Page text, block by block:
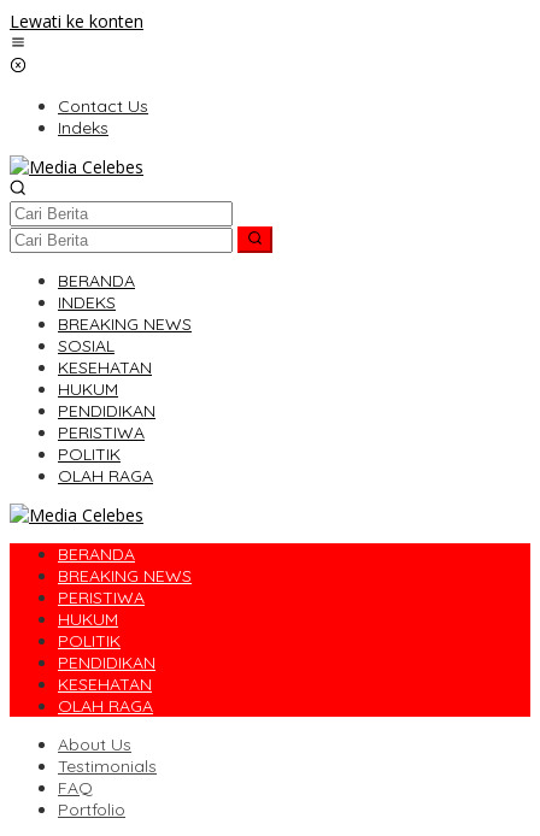
Lewati ke konten
Contact Us
Indeks
BERANDA
INDEKS
BREAKING NEWS
SOSIAL
KESEHATAN
HUKUM
PENDIDIKAN
PERISTIWA
POLITIK
OLAH RAGA
BERANDA
BREAKING NEWS
PERISTIWA
HUKUM
POLITIK
PENDIDIKAN
KESEHATAN
OLAH RAGA
About Us
Testimonials
FAQ
Portfolio